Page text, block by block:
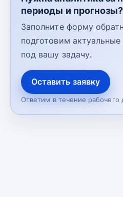
периоды и прогнозы?
Заполните форму
подготовим
под вашу задачу.
Оставить заявку
Ответим в течение рабочего